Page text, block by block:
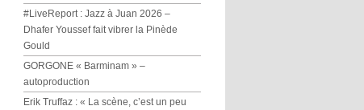
#LiveReport : Jazz à Juan 2026 –
Dhafer Youssef fait vibrer la Pinède
Gould
GORGONE « Barminam » –
autoproduction
Erik Truffaz : « La scène, c’est un peu